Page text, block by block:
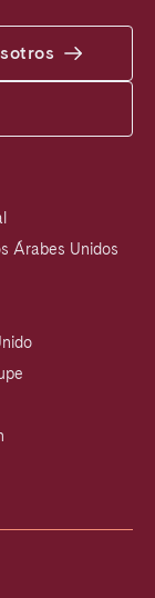
Árabes Unidos